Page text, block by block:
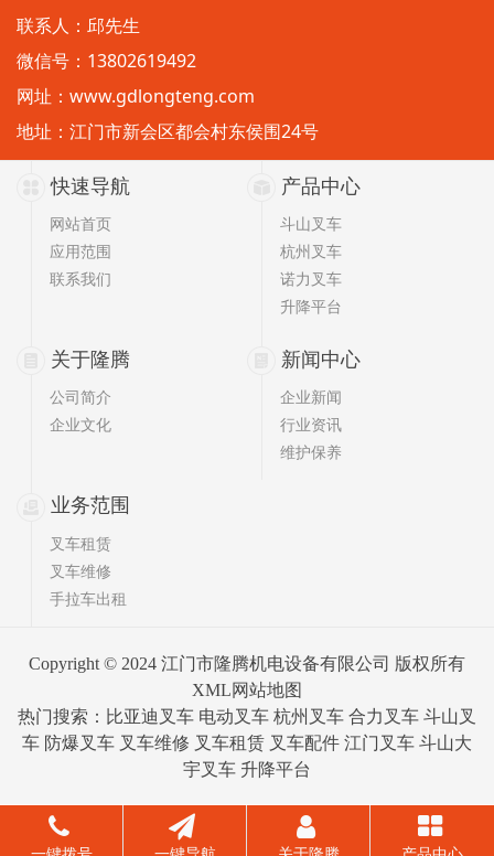
快速导航
网站首页
应用范围
联系我们
产品中心
斗山叉车
杭州叉车
诺力叉车
升降平台
关于隆腾
公司简介
企业文化
新闻中心
企业新闻
行业资讯
维护保养
业务范围
叉车租赁
叉车维修
手拉车出租
Copyright © 2024 江门市隆腾机电设备有限公司 版权所有
XML网站地图
热门搜索：比亚迪叉车 电动叉车 杭州叉车 合力叉车 斗山叉
车 防爆叉车 叉车维修 叉车租赁 叉车配件 江门叉车 斗山大
宇叉车 升降平台
联系人：邱先生
微信号：13802619492
网址： www.gdlongteng.com
地址：江门市新会区都会村东侯围24号